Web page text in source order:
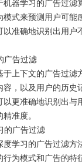
器学习的广告过滤
式来预测用户可能
准确地识别出用户
广告过滤
于上下文的广告过滤
容，以及用户的历史
以更准确地识别出与
准度。
的广告过滤
学习的广告过滤方
为模式和广告的特